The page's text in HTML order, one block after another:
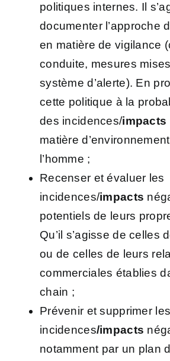
politiques internes. Il
documenter l’approche
en matière de vigilance
conduite, mesures
système d’alerte). En
cette politique à la
des incidences/impacts
matière
l’homme ;
Recenser et évaluer les
incidences/impacts
potentiels de leurs
Qu’il s’agisse de celles
ou de celles de leurs
commerciales établies
chain ;
Prévenir et supprimer les
incidences/impacts
notamment par un plan